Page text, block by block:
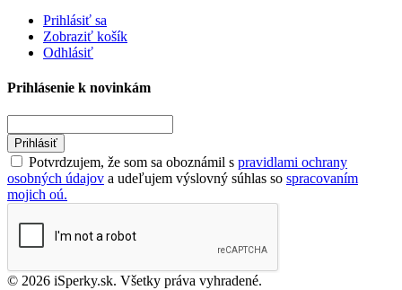
Prihlásiť sa
Zobraziť košík
Odhlásiť
Prihlásenie k novinkám
Prihlásiť
Potvrdzujem, že som sa oboznámil s pravidlami ochrany
osobných údajov a udeľujem výslovný súhlas so spracovaním
mojich oú.
© 2026 iSperky.sk. Všetky práva vyhradené.